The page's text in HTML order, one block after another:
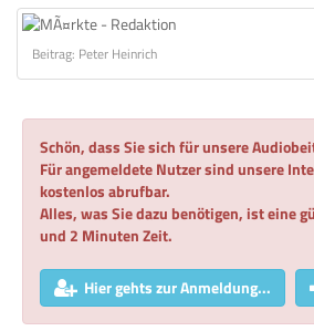
Beitrag: Peter Heinrich
Schön, dass Sie sich für unsere
Für angemeldete Nutzer sind unsere
kostenlos abrufbar.
Alles, was Sie dazu benötigen, ist eine
und 2 Minuten Zeit.
Hier gehts zur Anmeldung...